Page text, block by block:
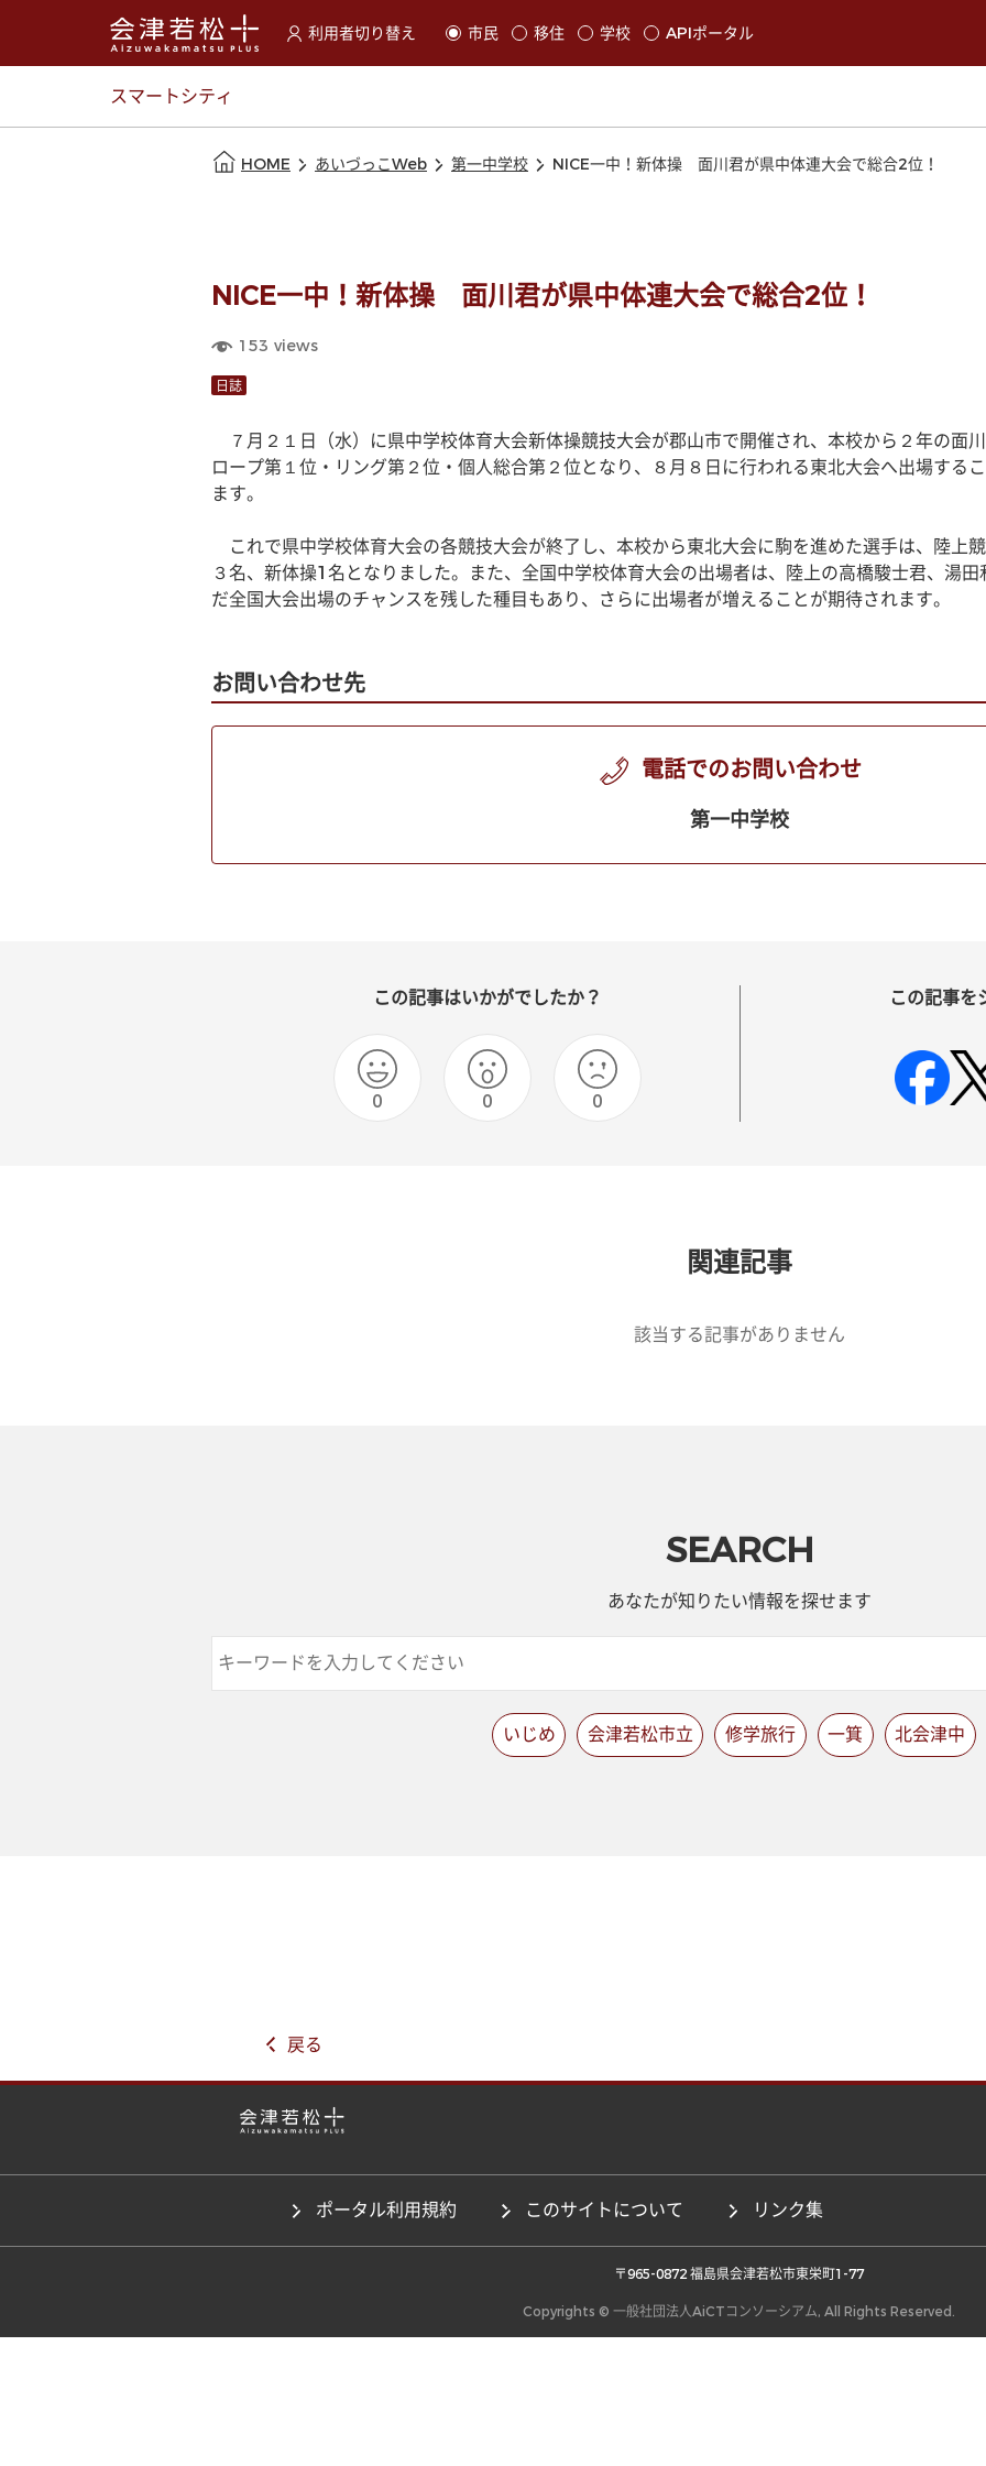
利用者切り替え
選択すると利用者の切替が発生します
市民 移住 学校 APIポータル
スマートシティ
HOME あいづっこWeb 第一中学校 NICE一中！新体操 面川君が県中体連大会で総合2位！
NICE一中！新体操 面川君が県中体連大会で総合2位！
153 views
日誌
７月２１日（水）に県中学校体育大会新体操競技大会が郡山市で開催され、本校から２年の面
ロープ第１位・リング第２位・個人総合第２位となり、８月８日に行われる東北大会へ出場する
ます。
これで県中学校体育大会の各競技大会が終了し、本校から東北大会に駒を進めた選手は、陸上
３名、新体操1名となりました。また、全国中学校体育大会の出場者は、陸上の高橋駿士君、湯
だ全国大会出場のチャンスを残した種目もあり、さらに出場者が増えることが期待されます。
お問い合わせ先
電話でのお問い合わせ
第一中学校
この記事はいかがでしたか？
0 0 0
この記事を
関連記事
該当する記事がありません
SEARCH
あなたが知りたい情報を探せます
いじめ 会津若松市立 修学旅行 一箕 北会津中
戻る
ポータル利用規約 このサイトについて リンク集
〒965-0872 福島県会津若松市東栄町1-77
Copyrights © 一般社団法人AiCTコンソーシアム, All Rights Reserved.